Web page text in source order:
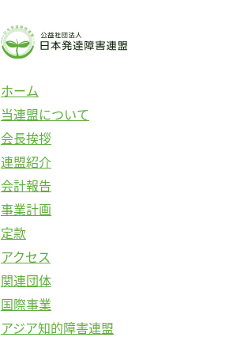
ホーム
当連盟について
会長挨拶
連盟紹介
会計報告
事業計画
定款
アクセス
関連団体
国際事業
アジア知的障害連盟